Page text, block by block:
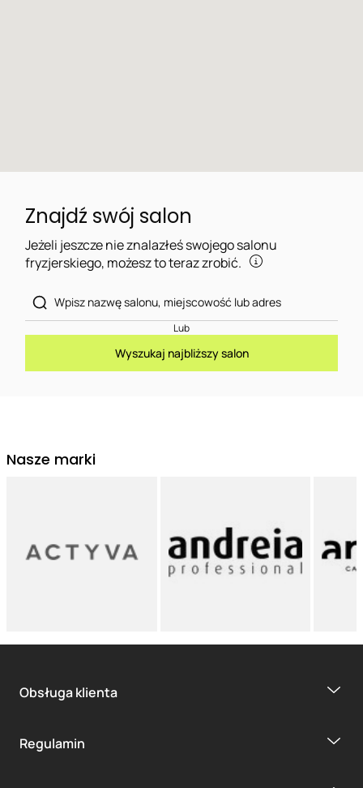
Znajdź swój salon
Jeżeli jeszcze nie znalazłeś swojego salonu
fryzjerskiego, możesz to teraz zrobić.
Lub
Wyszukaj najbliższy salon
Nasze marki
Obsługa klienta
Regulamin